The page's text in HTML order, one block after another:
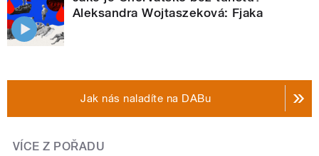
Aleksandra Wojtaszeková: Fjaka
Jak nás naladíte na DABu
VÍCE Z POŘADU